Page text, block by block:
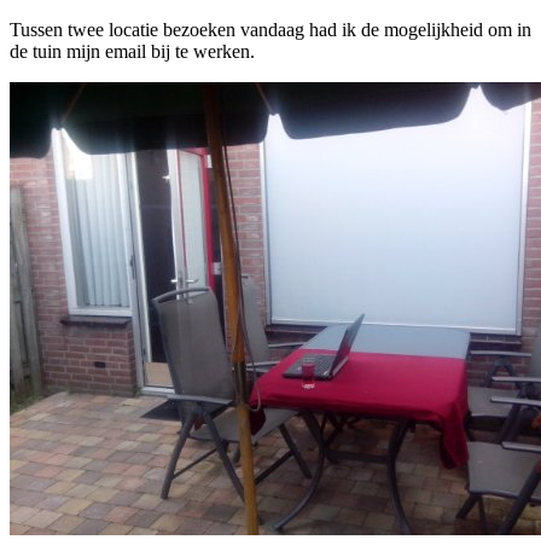
Tussen twee locatie bezoeken vandaag had ik de mogelijkheid om in
de tuin mijn email bij te werken.